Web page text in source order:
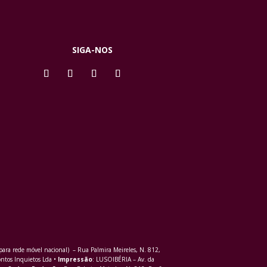
SIGA-NOS
rede móvel nacional) – Rua Palmira Meireles, N. 812,
Inquietos Lda • Impressão: LUSOIBÉRIA – Av. da